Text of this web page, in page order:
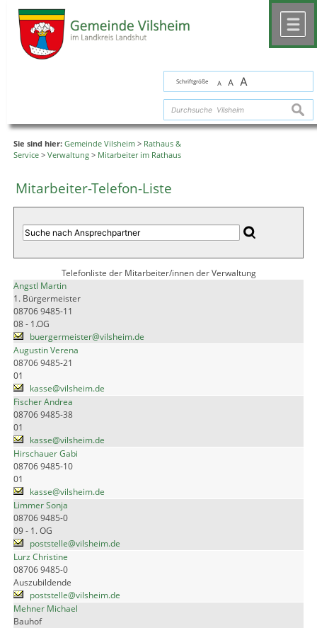
Schriftgröße A A A
Sie sind hier: Gemeinde Vilsheim > Rathaus &
Service > Verwaltung > Mitarbeiter im Rathaus
Mitarbeiter-Telefon-Liste
Telefonliste der Mitarbeiter/innen der Verwaltung
Angstl Martin
1. Bürgermeister
08706 9485-11
08 - 1.OG
buergermeister@vilsheim.de
Augustin Verena
08706 9485-21
01
kasse@vilsheim.de
Fischer Andrea
08706 9485-38
01
kasse@vilsheim.de
Hirschauer Gabi
08706 9485-10
01
kasse@vilsheim.de
Limmer Sonja
08706 9485-0
09 - 1. OG
poststelle@vilsheim.de
Lurz Christine
08706 9485-0
Auszubildende
poststelle@vilsheim.de
Mehner Michael
Bauhof